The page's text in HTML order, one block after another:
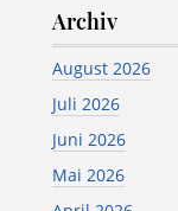
Archiv
August 2026
Juli 2026
Juni 2026
Mai 2026